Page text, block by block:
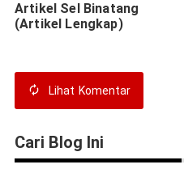
Artikel Sel Binatang
(Artikel Lengkap)
Lihat Komentar
Cari Blog Ini